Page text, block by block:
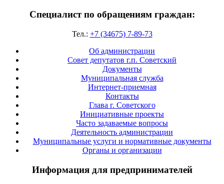
Специалист по обращениям граждан:
Тел.: +7 (34675) 7-89-73
Об администрации
Совет депутатов г.п. Советский
Документы
Муниципальная служба
Интернет-приемная
Контакты
Глава г. Советского
Инициативные проекты
Часто задаваемые вопросы
Деятельность администрации
Муниципальные услуги и нормативные документы
Органы и организации
Информация для предпринимателей